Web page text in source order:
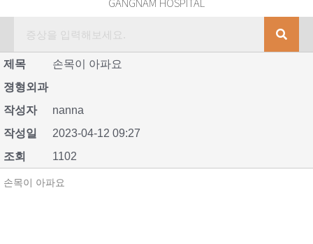
제목
손목이 아파요
졍형외과
작성자
nanna
작성일
2023-04-12 09:27
조회
1102
손목이 아파요